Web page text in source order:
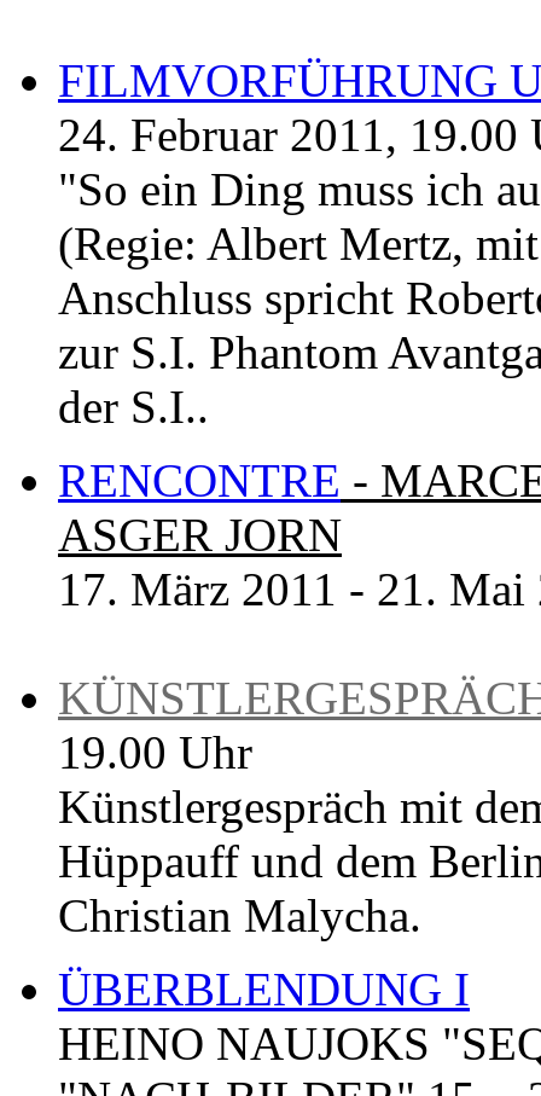
FILMVORFÜHRUNG
24. Februar 2011, 19.00
"So ein Ding muss ich
(Regie: Albert Mertz,
Anschluss spricht
zur S.I. Phantom
der S.I..
RENCONTRE -
ASGER JORN
17. März 2011 - 21. Mai
19.00 Uhr
Künstlergespräch mit
Hüppauff und dem
Christian Malycha.
ÜBERBLENDUNG I
HEINO NAUJOKS